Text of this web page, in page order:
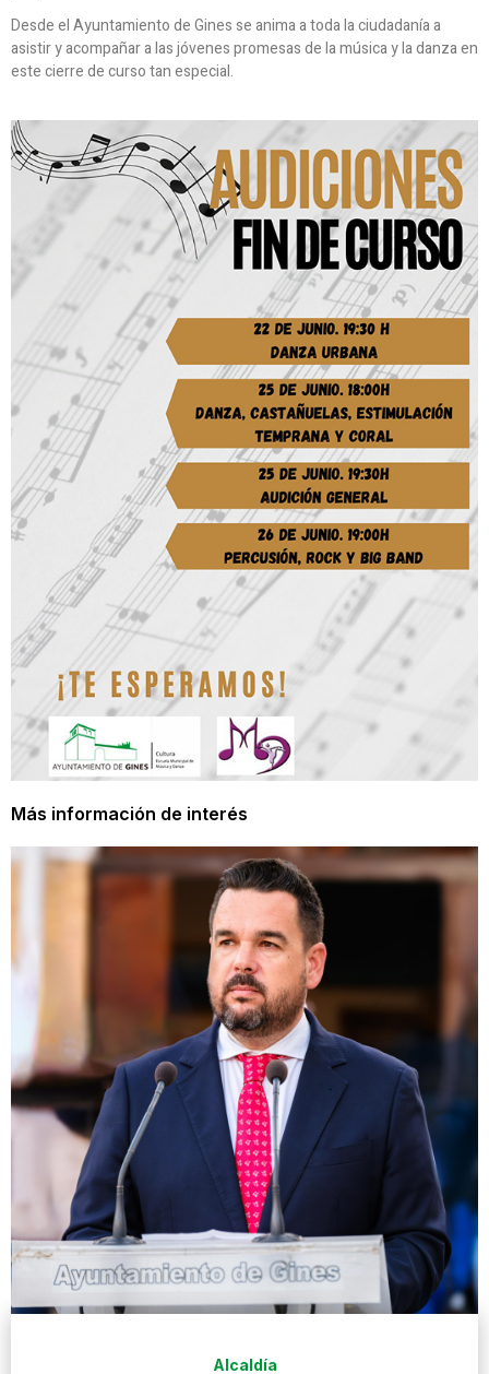
Desde el Ayuntamiento de Gines se anima a toda la ciudadanía a
asistir y acompañar a las jóvenes promesas de la música y la danza en
este cierre de curso tan especial.
Más información de interés
Alcaldía